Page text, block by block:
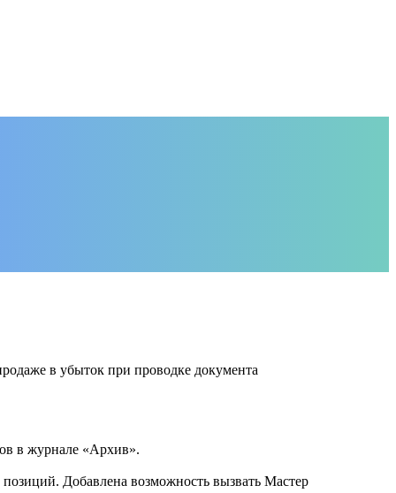
в убыток при проводке документа
в журнале «Архив».
Добавлена возможность вызвать Мастер